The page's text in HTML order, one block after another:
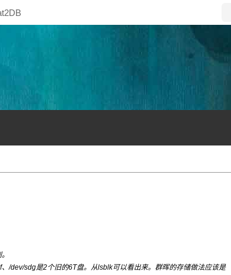
/dev/sdg是2个旧的6T盘。从lsblk可以看出来。群晖的存储做法应该是